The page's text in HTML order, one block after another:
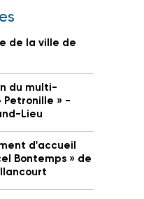
de la ville de
du multi-
Petronille » -
Lieu
d'accueil
Bontemps » de